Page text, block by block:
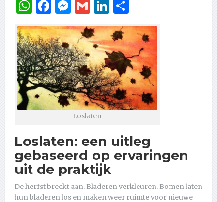
WhatsApp
Facebook
Messenger
GmailLinkedIn
Loslaten
Loslaten: een uitleg
gebaseerd op ervaringen
uit de praktijk
De herfst breekt aan. Bladeren verkleuren. Bomen laten
hun bladeren los en maken weer ruimte voor nieuwe